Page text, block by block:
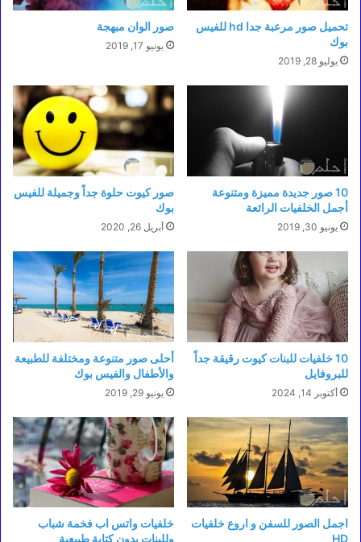
تحميل صور مرعبة جدا hd للفيس
بوك
يوليو 28, 2019
صور الوان مبهجة
يونيو 17, 2019
10 صور جديدة مميزة ومتنوعة
أجمل الخلفيات الرائعة
يونيو 30, 2019
صور كيوت حلوة جداً وجميلة للفيس
بوك
أبريل 26, 2020
10 خلفيات للبنات كيوت رقيقة جداً
للبروفايل
أكتوبر 14, 2024
أحلى صور متنوعة ومختلفة للطبيعة
والأطفال والفيس بوك
يونيو 29, 2019
اجمل الصور للسفن و اروع خلفيات
HD
خلفيات واتس اب فخمة شباب
وللبنات بدون كتابة طبيعية